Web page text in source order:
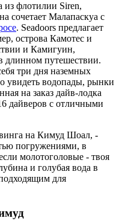
из флотилии Siren,
сочетает Малапаскуа с
. Seadoors предлагает
острова Камотес и
и Камигуин,
путешествии.
три дня наземных
увидеть водопады, рынки
на заказ дайв-лодка
дайверов с отличными
на Кимуд Шоал, -
погружениями, в
молотоголовые - твоя
и голубая вода в
для